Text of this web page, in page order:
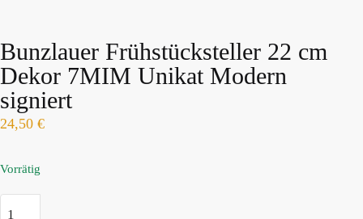
Bunzlauer Frühstücksteller 22 cm
Dekor 7MIM Unikat Modern
signiert
24,50 €
Vorrätig